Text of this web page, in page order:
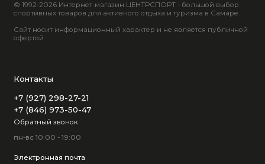
© 1992-2026 Интернет-магазин ЦЕНТРСПОРТ - большой выбор
спортивных товаров для активного отдыха и туризма в Самаре.
Сайт носит информационный характер и не является публичной
офертой
Контакты
+7 (927) 298-27-21
+7 (846) 973-50-47
Обратный звонок
пн-вс 10:00 - 19:00
Электронная почта